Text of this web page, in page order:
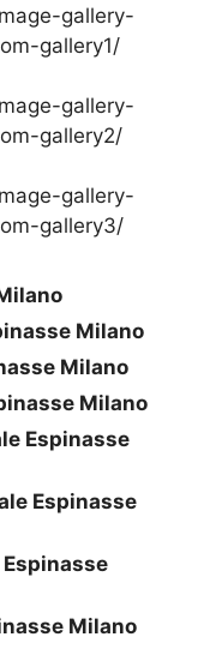
gallery-
gallery1/
gallery-
gallery2/
gallery-
gallery3/
Milano
Milano
Milano
Espinasse
Espinasse
Milano